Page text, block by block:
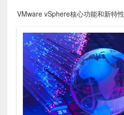
VMware vSphere核心功能和新特性